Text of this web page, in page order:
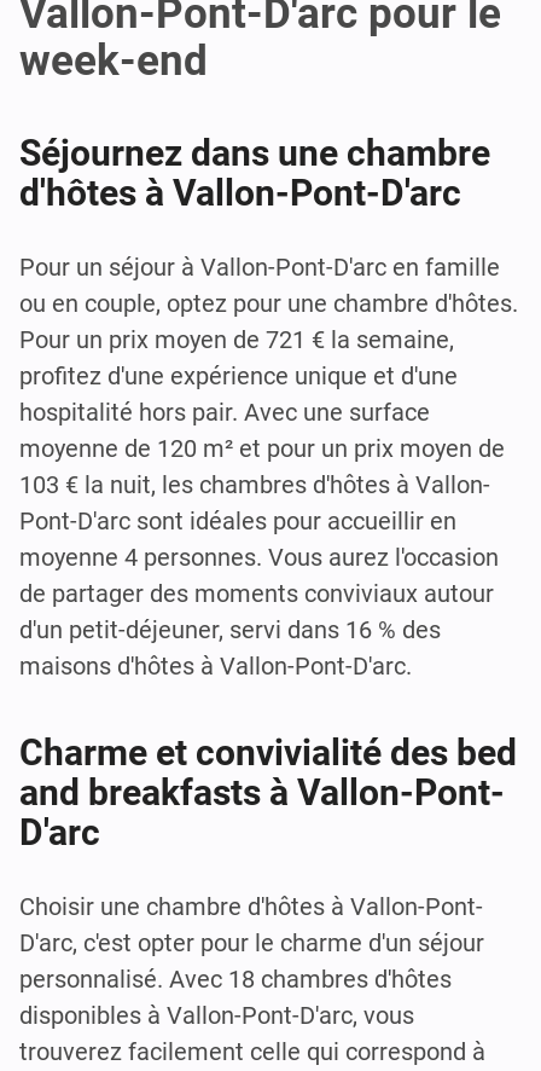
Vallon-Pont-D'arc pour le
week-end
Séjournez dans une chambre
d'hôtes à Vallon-Pont-D'arc
Pour un séjour à Vallon-Pont-D'arc en famille
ou en couple, optez pour une chambre d'hôtes.
Pour un prix moyen de 721 € la semaine,
profitez d'une expérience unique et d'une
hospitalité hors pair. Avec une surface
moyenne de 120 m² et pour un prix moyen de
103 € la nuit, les chambres d'hôtes à Vallon-
Pont-D'arc sont idéales pour accueillir en
moyenne 4 personnes. Vous aurez l'occasion
de partager des moments conviviaux autour
d'un petit-déjeuner, servi dans 16 % des
maisons d'hôtes à Vallon-Pont-D'arc.
Charme et convivialité des bed
and breakfasts à Vallon-Pont-
D'arc
Choisir une chambre d'hôtes à Vallon-Pont-
D'arc, c'est opter pour le charme d'un séjour
personnalisé. Avec 18 chambres d'hôtes
disponibles à Vallon-Pont-D'arc, vous
trouverez facilement celle qui correspond à